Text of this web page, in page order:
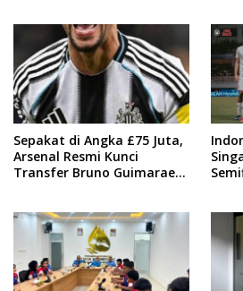
Sepakat di Angka £75 Juta,
Arsenal Resmi Kunci
Transfer Bruno Guimaraes